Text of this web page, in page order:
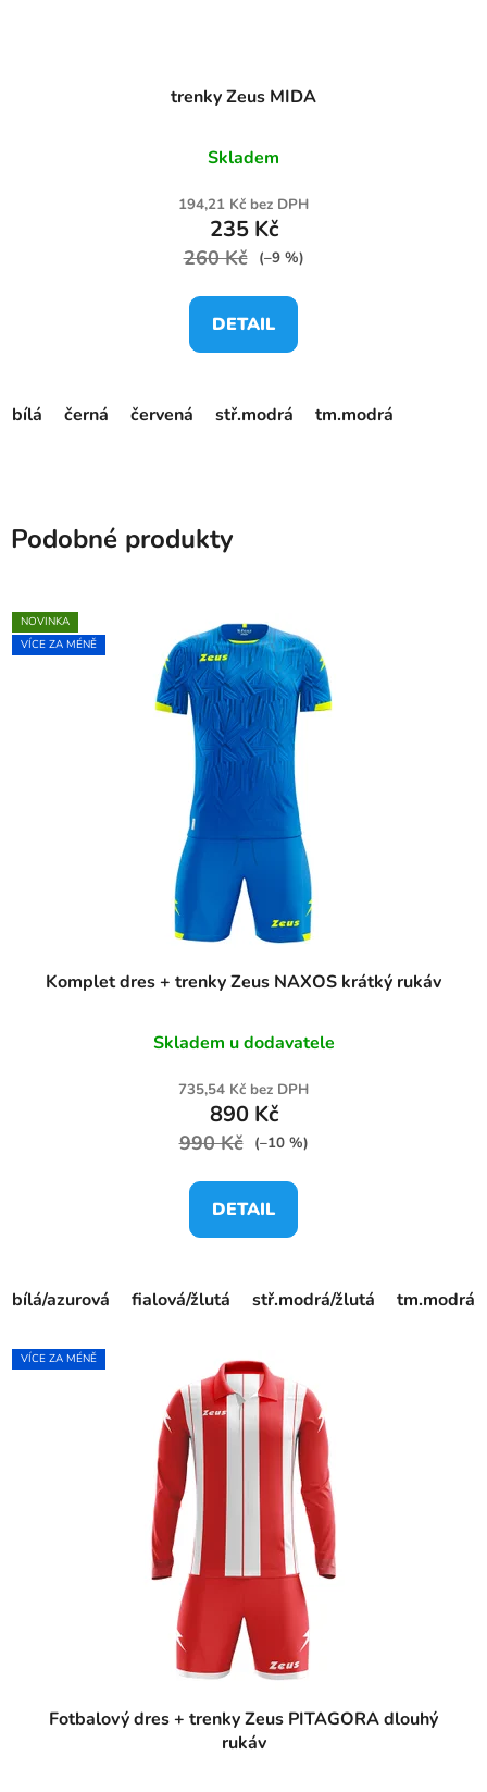
trenky Zeus MIDA
Skladem
194,21 Kč bez DPH
235 Kč
260 Kč (–9 %)
DETAIL
bílá černá červená stř.modrá tm.modrá
Podobné produkty
NOVINKA
VÍCE ZA MÉNĚ
Komplet dres + trenky Zeus NAXOS krátký rukáv
Skladem u dodavatele
735,54 Kč bez DPH
890 Kč
990 Kč (–10 %)
DETAIL
bílá/azurová fialová/žlutá stř.modrá/žlutá tm.modrá/
VÍCE ZA MÉNĚ
Fotbalový dres + trenky Zeus PITAGORA dlouhý
rukáv